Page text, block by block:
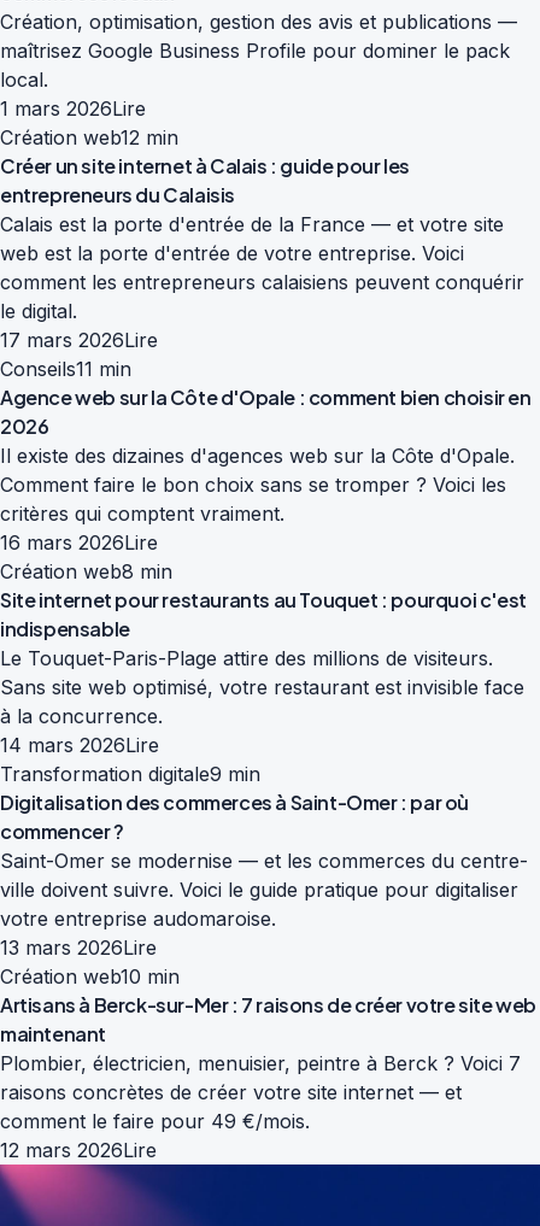
Création, optimisation, gestion des avis et publications —
maîtrisez Google Business Profile pour dominer le pack
local.
1 mars 2026Lire
Création web12 min
Créer un site internet à Calais : guide pour les
entrepreneurs du Calaisis
Calais est la porte d'entrée de la France — et votre site
web est la porte d'entrée de votre entreprise. Voici
comment les entrepreneurs calaisiens peuvent conquérir
le digital.
17 mars 2026Lire
Conseils11 min
Agence web sur la Côte d'Opale : comment bien choisir en
2026
Il existe des dizaines d'agences web sur la Côte d'Opale.
Comment faire le bon choix sans se tromper ? Voici les
critères qui comptent vraiment.
16 mars 2026Lire
Création web8 min
Site internet pour restaurants au Touquet : pourquoi c'est
indispensable
Le Touquet-Paris-Plage attire des millions de visiteurs.
Sans site web optimisé, votre restaurant est invisible face
à la concurrence.
14 mars 2026Lire
Transformation digitale9 min
Digitalisation des commerces à Saint-Omer : par où
commencer ?
Saint-Omer se modernise — et les commerces du centre-
ville doivent suivre. Voici le guide pratique pour digitaliser
votre entreprise audomaroise.
13 mars 2026Lire
Création web10 min
Artisans à Berck-sur-Mer : 7 raisons de créer votre site web
maintenant
Plombier, électricien, menuisier, peintre à Berck ? Voici 7
raisons concrètes de créer votre site internet — et
comment le faire pour 49 €/mois.
12 mars 2026Lire